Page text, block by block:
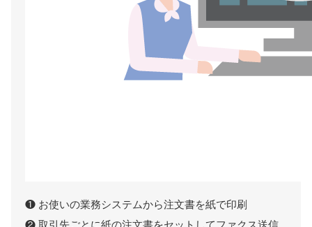
❶ お使いの業務システムから注文書を紙で印刷
❷ 取引先ごとに紙の注文書をセットしてファクス送信